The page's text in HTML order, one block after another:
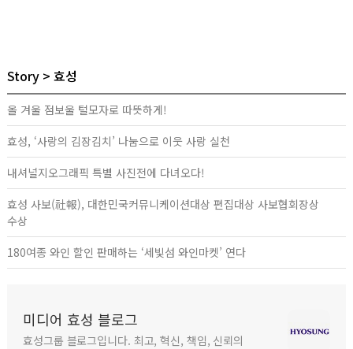
Story 효성
올 겨울 점보울 털모자로 따뜻하게!
효성, ‘사랑의 김장김치’ 나눔으로 이웃 사랑 실천
내셔널지오그래픽 특별 사진전에 다녀오다!
효성 사보(社報), 대한민국커뮤니케이션대상 편집대상 사보협회장상
수상
180여종 와인 할인 판매하는 ‘세빛섬 와인마켓’ 연다
미디어 효성 블로그
효성그룹 블로그입니다. 최고, 혁신, 책임, 신뢰의